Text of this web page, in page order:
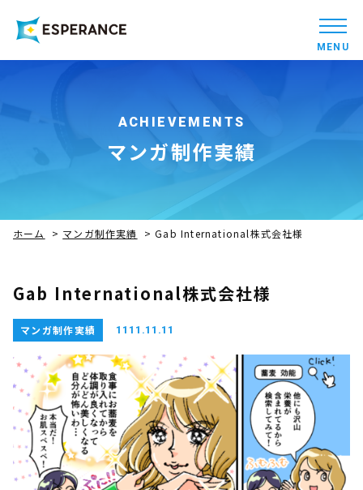
MENU
ACHIEVEMENTS
マンガ制作実績
ホーム > マンガ制作実績 >Gab International株式会社様
Gab International株式会社様
マンガ制作実績 1111.11.11